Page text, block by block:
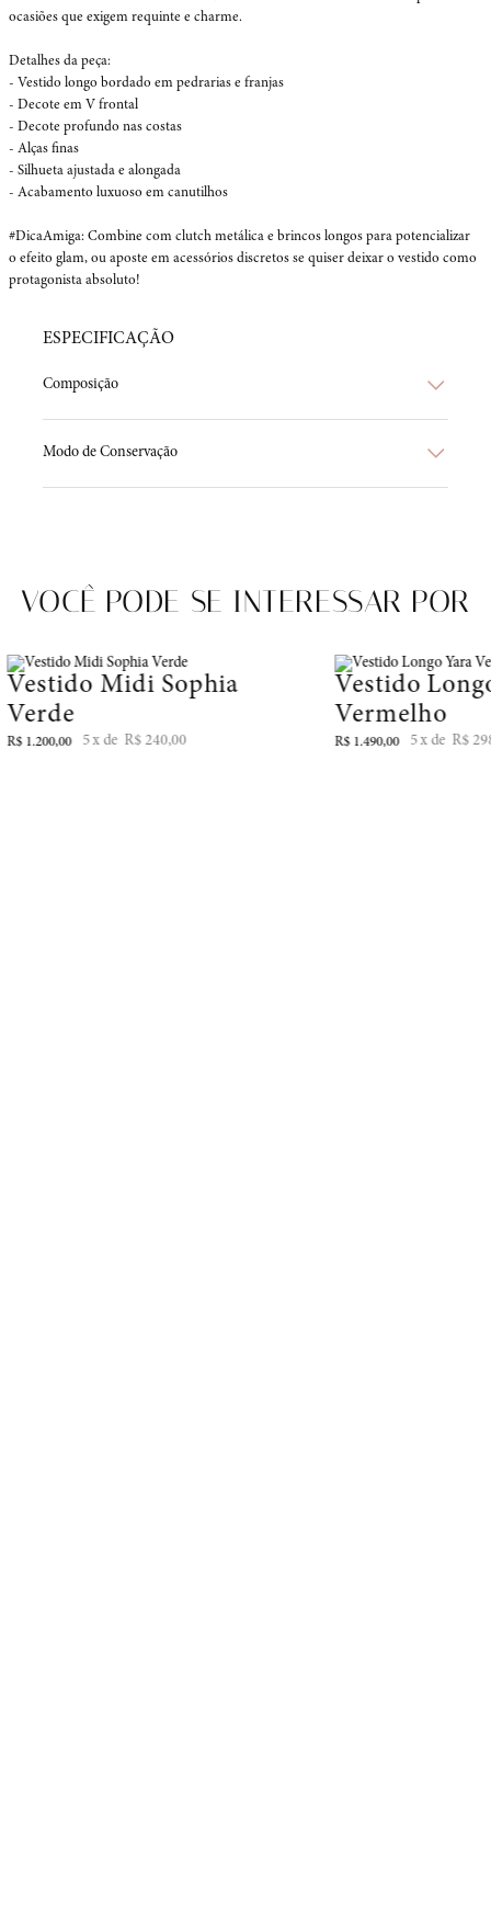
ocasiões que exigem requinte e charme.
Detalhes da peça:
- Vestido longo bordado em pedrarias e franjas
- Decote em V frontal
- Decote profundo nas costas
- Alças finas
- Silhueta ajustada e alongada
- Acabamento luxuoso em canutilhos
#DicaAmiga: Combine com clutch metálica e brincos longos para potencializar
o efeito glam, ou aposte em acessórios discretos se quiser deixar o vestido como
protagonista absoluto!
ESPECIFICAÇÃO
Composição
Modo de Conservação
VOCÊ PODE SE INTERESSAR POR
Vestido Midi Sophia
Verde
R$ 1.200,00 5 R$ 240,00
Vestido
Vermelho
R$ 1.490,00 5 R$